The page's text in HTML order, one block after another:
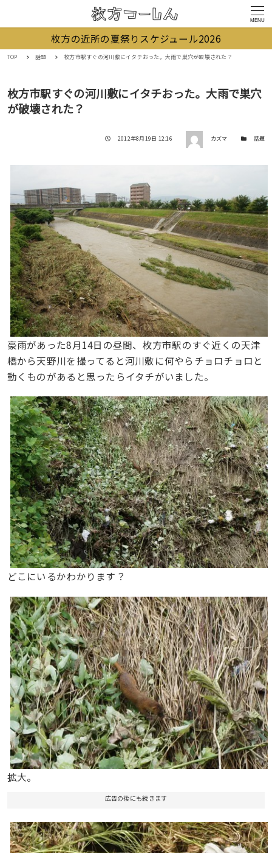
MENU
枚方の近所の夏祭りスケジュール2026
TOP 話題 枚方市駅すぐの河川敷にイタチおった。大雨で巣穴が破壊された？
枚方市駅すぐの河川敷にイタチおった。大雨で巣穴
が破壊された？
投稿日
2012年8月19日 12:16 著者 カズマ カテゴリー
話題
豪雨があった8月14日の昼間、枚方市駅のすぐ近くの天津
橋から天野川を撮ってると河川敷に何やらチョロチョロと
動くものがあると思ったらイタチがいました。
どこにいるかわかります？
拡大。
広告の後にも続きます